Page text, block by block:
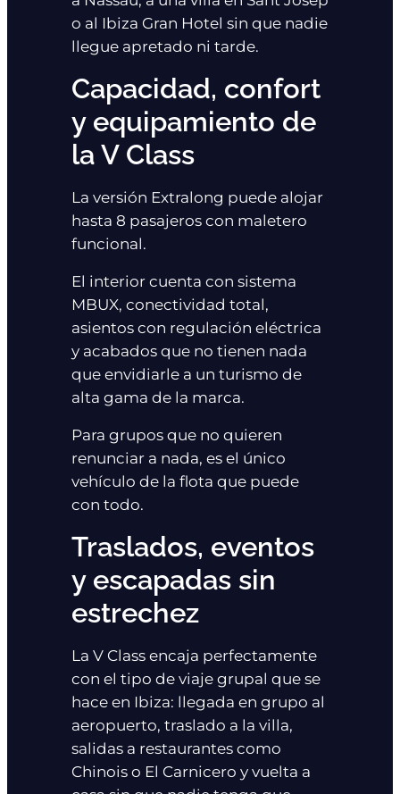
o al Ibiza Gran Hotel sin que nadie
llegue apretado ni tarde.
Capacidad, confort
y equipamiento de
la V Class
La versión Extralong puede alojar
hasta 8 pasajeros con maletero
funcional.
El interior cuenta con sistema
MBUX, conectividad total,
asientos con regulación eléctrica
y acabados que no tienen nada
que envidiarle a un turismo de
alta gama de la marca.
Para grupos que no quieren
renunciar a nada, es el único
vehículo de la flota que puede
con todo.
Traslados, eventos
y escapadas sin
estrechez
La V Class encaja perfectamente
con el tipo de viaje grupal que se
hace en Ibiza: llegada en grupo al
aeropuerto, traslado a la villa,
salidas a restaurantes como
Chinois o El Carnicero y vuelta a